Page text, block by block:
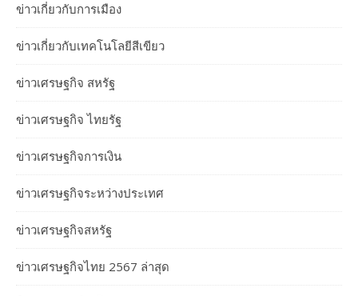
ข่าวเกี่ยวกับการเมือง
ข่าวเกี่ยวกับเทคโนโลยีสีเขียว
ข่าวเศรษฐกิจ สหรัฐ
ข่าวเศรษฐกิจ ไทยรัฐ
ข่าวเศรษฐกิจการเงิน
ข่าวเศรษฐกิจระหว่างประเทศ
ข่าวเศรษฐกิจสหรัฐ
ข่าวเศรษฐกิจไทย 2567 ล่าสุด